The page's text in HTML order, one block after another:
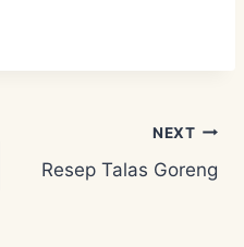
NEXT
Resep Talas Goreng